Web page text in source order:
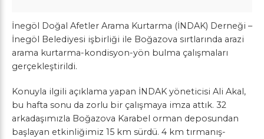
İnegöl Doğal Afetler Arama Kurtarma (İNDAK) Derneği –
İnegöl Belediyesi işbirliği ile Boğazova sırtlarında arazi
arama kurtarma-kondisyon-yön bulma çalışmaları
gerçekleştirildi.
Konuyla ilgili açıklama yapan İNDAK yöneticisi Ali Akal,
bu hafta sonu da zorlu bir çalışmaya imza attık. 32
arkadaşımızla Boğazova Karabel orman deposundan
başlayan etkinliğimiz 15 km sürdü. 4 km tırmanış-